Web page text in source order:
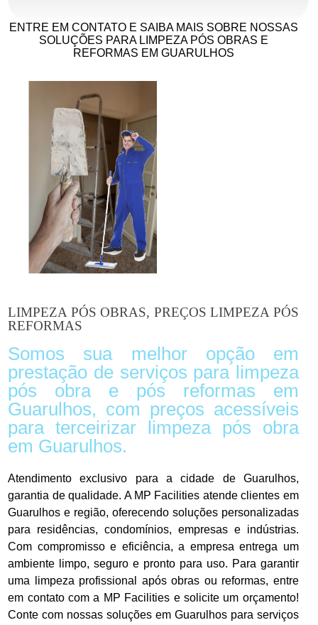
ENTRE EM CONTATO E SAIBA MAIS SOBRE NOSSAS
SOLUÇÕES PARA LIMPEZA PÓS OBRAS E
REFORMAS EM GUARULHOS
LIMPEZA PÓS OBRAS, PREÇOS LIMPEZA PÓS
REFORMAS
Somos sua melhor opção em
prestação de serviços para limpeza
pós obra e pós reformas em
Guarulhos, com preços acessíveis
para terceirizar limpeza pós obra
em Guarulhos.
Atendimento exclusivo para a cidade de Guarulhos,
garantia de qualidade. A MP Facilities atende clientes em
Guarulhos e região, oferecendo soluções personalizadas
para residências, condomínios, empresas e indústrias.
Com compromisso e eficiência, a empresa entrega um
ambiente limpo, seguro e pronto para uso. Para garantir
uma limpeza profissional após obras ou reformas, entre
em contato com a MP Facilities e solicite um orçamento!
Conte com nossas soluções em Guarulhos para serviços